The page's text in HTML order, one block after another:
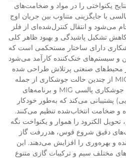
یکنواختی را در مواد و ضخامت‌های
با جایگزینی متناوب بین جریان اوج
می‌شود و انتقال کنترل‌شده‌ای از فلز
تشکیل پاشیدگی و بهبود ظاهر کلی
دارای ساختار مستحکمی است که
و سیستم‌های خنک‌کننده کارآمد می‌شود
محیط‌های صنعتی پرتلاش طراحی شده
است. جوشکار پالسی چینی MIG از چندین حالت جوشکاری از جمله
جوشکاری استاندارد MIG، جوشکاری پالسی MIG و برنامه‌های
پشتیبانی می‌کند که به‌طور خودکار
و ضخامت انتخاب‌شده تنظیم می‌کنند.
الکترود را هموار و یکنواخت نگه
دقیق شروع قوس، هدررفت گاز
و بهره‌وری را افزایش می‌دهند. این
مختلف سیم و ترکیبات گازی متنوع